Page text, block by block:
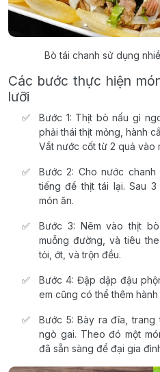
Bò tái chanh sử dụng
Các bước thực hiện
lưỡi
Bước 1: Thịt bò nấu gì
phải thái thịt mỏng, hành
Vắt nước cốt từ 2 quả vào
Bước 2: Cho nước
tiếng để thịt tái lại. Sau
món ăn.
Bước 3: Nêm vào thịt
muỗng đường, và tiêu
tỏi, ớt, và trộn đều.
Bước 4: Đập dập đậu
em cũng có thể thêm hành
Bước 5: Bày ra đĩa,
ngò gai. Theo đó một
đã sẵn sàng để đại gia